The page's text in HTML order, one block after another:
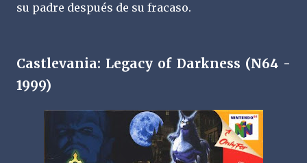
su padre después de su fracaso.
Castlevania: Legacy of Darkness (N64 -
1999)